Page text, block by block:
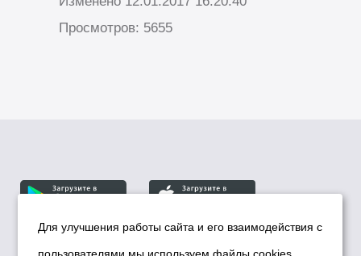
Просмотров: 5655
Для улучшения работы сайта и его взаимодействия с